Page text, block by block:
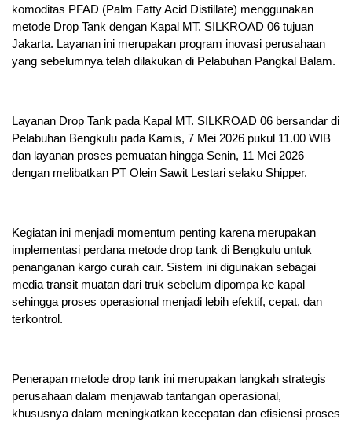
komoditas PFAD (Palm Fatty Acid Distillate) menggunakan
metode Drop Tank dengan Kapal MT. SILKROAD 06 tujuan
Jakarta. Layanan ini merupakan program inovasi perusahaan
yang sebelumnya telah dilakukan di Pelabuhan Pangkal Balam.
Layanan Drop Tank pada Kapal MT. SILKROAD 06 bersandar di
Pelabuhan Bengkulu pada Kamis, 7 Mei 2026 pukul 11.00 WIB
dan layanan proses pemuatan hingga Senin, 11 Mei 2026
dengan melibatkan PT Olein Sawit Lestari selaku Shipper.
Kegiatan ini menjadi momentum penting karena merupakan
implementasi perdana metode drop tank di Bengkulu untuk
penanganan kargo curah cair. Sistem ini digunakan sebagai
media transit muatan dari truk sebelum dipompa ke kapal
sehingga proses operasional menjadi lebih efektif, cepat, dan
terkontrol.
Penerapan metode drop tank ini merupakan langkah strategis
perusahaan dalam menjawab tantangan operasional,
khususnya dalam meningkatkan kecepatan dan efisiensi proses